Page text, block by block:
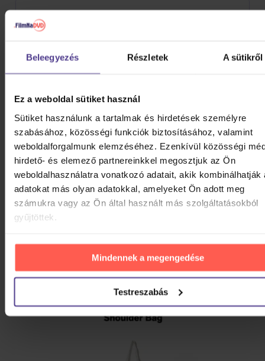
Beleegyezés Részletek A sütikről
Ez a weboldal sütiket használ
Sütiket használunk a tartalmak és hirdetések személyre
szabásához, közösségi funkciók biztosításához, valamint
weboldalforgalmunk elemzéséhez. Ezenkívül közösségi
hirdető- és elemező partnereinkkel megosztjuk az Ön
weboldalhasználatra vonatkozó adatait, akik kombinálhatják
adatokat más olyan adatokkal, amelyeket Ön adott meg
számukra vagy az Ön által használt más szolgáltatásokból
gyűjtöttek.
Mindennek a megengedése
Testreszabás
092653
Import
19.06.2026
TERMÉK LEÍRÁSA